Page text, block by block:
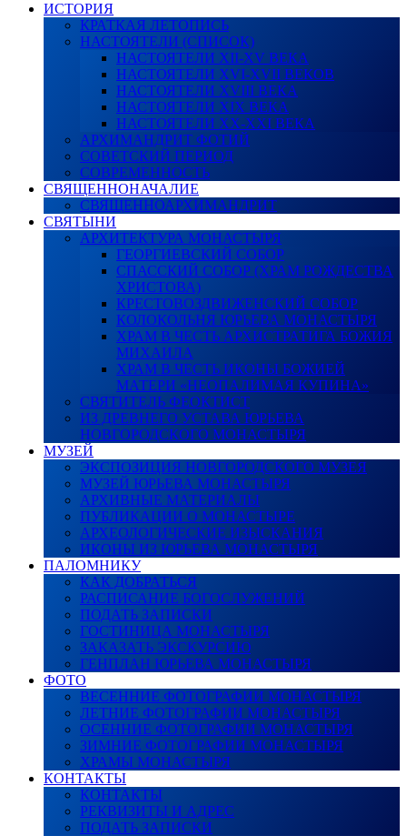
ИСТОРИЯ
КРАТКАЯ ЛЕТОПИСЬ
НАСТОЯТЕЛИ (СПИСОК)
НАСТОЯТЕЛИ XII-XV ВЕКА
НАСТОЯТЕЛИ XVI-XVII ВЕКОВ
НАСТОЯТЕЛИ XVIII ВЕКА
НАСТОЯТЕЛИ XIX ВЕКА
НАСТОЯТЕЛИ XX-XXI ВЕКА
АРХИМАНДРИТ ФОТИЙ
СОВЕТСКИЙ ПЕРИОД
СОВРЕМЕННОСТЬ
СВЯЩЕННОНАЧАЛИЕ
СВЯЩЕННОАРХИМАНДРИТ
СВЯТЫНИ
АРХИТЕКТУРА МОНАСТЫРЯ
ГЕОРГИЕВСКИЙ СОБОР
СПАССКИЙ СОБОР (ХРАМ РОЖДЕСТВА
ХРИСТОВА)
КРЕСТОВОЗДВИЖЕНСКИЙ СОБОР
КОЛОКОЛЬНЯ ЮРЬЕВА МОНАСТЫРЯ
ХРАМ В ЧЕСТЬ АРХИСТРАТИГА БОЖИЯ
МИХАИЛА
ХРАМ В ЧЕСТЬ ИКОНЫ БОЖИЕЙ
МАТЕРИ «НЕОПАЛИМАЯ КУПИНА»
СВЯТИТЕЛЬ ФЕОКТИСТ
ИЗ ДРЕВНЕГО УСТАВА ЮРЬЕВА
НОВГОРОДСКОГО МОНАСТЫРЯ
МУЗЕЙ
ЭКСПОЗИЦИЯ НОВГОРОДСКОГО МУЗЕЯ
МУЗЕЙ ЮРЬЕВА МОНАСТЫРЯ
АРХИВНЫЕ МАТЕРИАЛЫ
ПУБЛИКАЦИИ О МОНАСТЫРЕ
АРХЕОЛОГИЧЕСКИЕ ИЗЫСКАНИЯ
ИКОНЫ ИЗ ЮРЬЕВА МОНАСТЫРЯ
ПАЛОМНИКУ
КАК ДОБРАТЬСЯ
РАСПИСАНИЕ БОГОСЛУЖЕНИЙ
ПОДАТЬ ЗАПИСКИ
ГОСТИНИЦА МОНАСТЫРЯ
ЗАКАЗАТЬ ЭКСКУРСИЮ
ГЕНПЛАН ЮРЬЕВА МОНАСТЫРЯ
ФОТО
ВЕСЕННИЕ ФОТОГРАФИИ МОНАСТЫРЯ
ЛЕТНИЕ ФОТОГРАФИИ МОНАСТЫРЯ
ОСЕННИЕ ФОТОГРАФИИ МОНАСТЫРЯ
ЗИМНИЕ ФОТОГРАФИИ МОНАСТЫРЯ
ХРАМЫ МОНАСТЫРЯ
КОНТАКТЫ
КОНТАКТЫ
РЕКВИЗИТЫ И АДРЕС
ПОДАТЬ ЗАПИСКИ